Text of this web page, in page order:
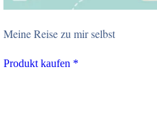
Meine Reise zu mir selbst
Produkt kaufen *